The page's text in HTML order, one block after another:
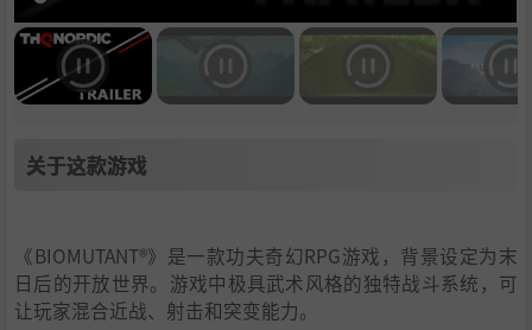
关于这款游戏
《BIOMUTANT®》是一款功夫奇幻RPG游戏，背景设定为末
日后的开放世界。游戏中极具武术风格的独特战斗系统，可
让玩家混合近战、射击和突变能力。